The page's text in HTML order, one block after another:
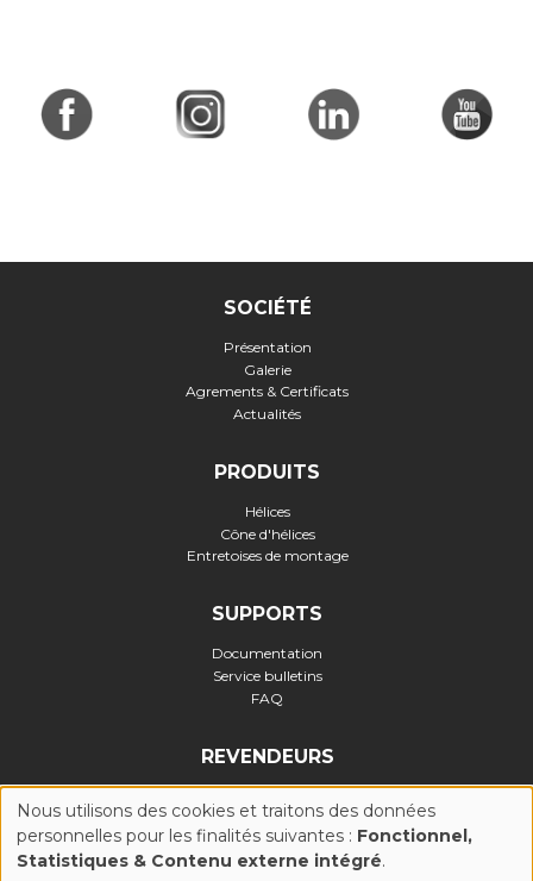
SOCIÉTÉ
Présentation
Galerie
Agrements & Certificats
Actualités
PRODUITS
Hélices
Cône d'hélices
Entretoises de montage
SUPPORTS
Documentation
Service bulletins
FAQ
REVENDEURS
Politique de confidentialité-Politique Cookies (UE)
UTILISATION
Nous utilisons des cookies et traitons des données
personnelles pour les finalités suivantes : Fonctionnel,
Statistiques & Contenu externe intégré.